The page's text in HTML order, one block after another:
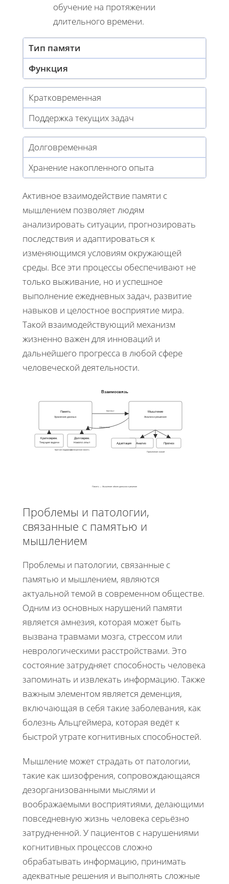
обучение на протяжении
длительного времени.
Тип памяти
Функция
Кратковременная
Поддержка текущих задач
Долговременная
Хранение накопленного опыта
Активное взаимодействие памяти с
мышлением позволяет людям
анализировать ситуации, прогнозировать
последствия и адаптироваться к
изменяющимся условиям окружающей
среды. Все эти процессы обеспечивают не
только выживание, но и успешное
выполнение ежедневных задач, развитие
навыков и целостное восприятие мира.
Такой взаимодействующий механизм
жизненно важен для инноваций и
дальнейшего прогресса в любой сфере
человеческой деятельности.
Взаимосвязь
Память
Хранение данных
Кратковрем.
Текущие задачи
Долговрем.
Накопл. опыт
Мышление
Анализ и решения
Контекст
Обновление
Анализ Прогноз
Адаптация
Краткая поддержкаДолгосрочная память
Применение знаний
Память ↔ Мышление: обмен данными и решения
Проблемы и патологии,
связанные с памятью и
мышлением
Проблемы и патологии, связанные с
памятью и мышлением, являются
актуальной темой в современном обществе.
Одним из основных нарушений памяти
является амнезия, которая может быть
вызвана травмами мозга, стрессом или
неврологическими расстройствами. Это
состояние затрудняет способность человека
запоминать и извлекать информацию. Также
важным элементом является деменция,
включающая в себя такие заболевания, как
болезнь Альцгеймера, которая ведёт к
быстрой утрате когнитивных способностей.
Мышление может страдать от патологии,
такие как шизофрения, сопровождающаяся
дезорганизованными мыслями и
воображаемыми восприятиями, делающими
повседневную жизнь человека серьёзно
затрудненной. У пациентов с нарушениями
когнитивных процессов сложно
обрабатывать информацию, принимать
адекватные решения и выполнять сложные